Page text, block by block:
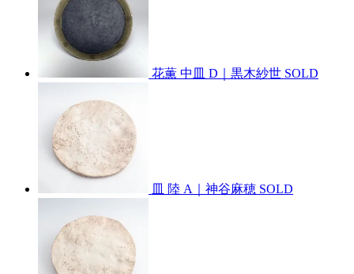
花薫 中皿 D｜黒木紗世 SOLD
皿 陸 A｜神谷麻穂 SOLD